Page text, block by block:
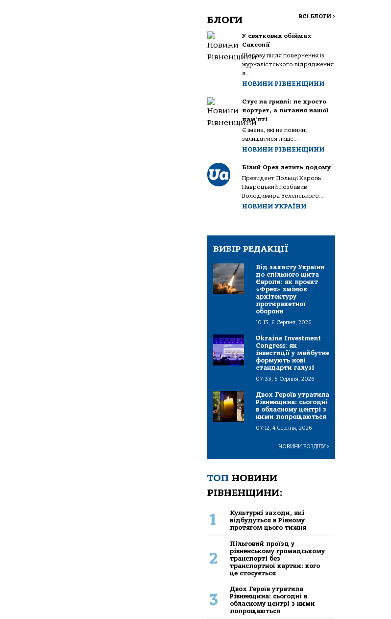
БЛОГИ ВСІ БЛОГИ >
У святкових обіймах
Саксонії
Щоразу після повернення із
журналістського відрядження
я...
НОВИНИ РІВНЕНЩИНИ
Стус на гривні: не просто
портрет, а питання нашої
пам’яті
Є імена, які не повинні
залишатися лише...
НОВИНИ РІВНЕНЩИНИ
Білий Орел летить додому
Президент Польщі Кароль
Навроцький позбавив
Володимира Зеленського...
НОВИНИ УКРАЇНИ
ВИБІР РЕДАКЦІЇ
Від захисту України
до спільного щита
Європи: як проєкт
«Фрея» змінює
архітектуру
протиракетної
оборони
10:13, 6 Серпня, 2026
Ukraine Investment
Congress: як
інвестиції у майбутнє
формують нові
стандарти галузі
07:33, 5 Серпня, 2026
Двох Героїв утратила
Рівненщина: сьогодні
в обласному центрі з
ними попрощаються
07:12, 4 Серпня, 2026
НОВИНИ РОЗДІЛУ>
ТОП НОВИНИ
РІВНЕНЩИНИ:
1
Культурні заходи, які
відбудуться в Рівному
протягом цього тижня
2
Пільговий проїзд у
рівненському громадському
транспорті без
транспортної картки: кого
це стосується
3
Двох Героїв утратила
Рівненщина: сьогодні в
обласному центрі з ними
попрощаються